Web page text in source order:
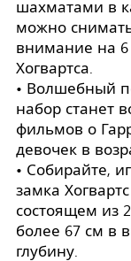
шахматами в
можно
внимание на 6
Хогвартса.
• Волшебный
набор станет
фильмов о
девочек в
• Собирайте,
замка
состоящем из
более 67 см в
глубину.